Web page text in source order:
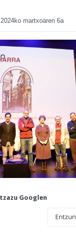
2024ko martxoaren 6a
Googlen
Entzun